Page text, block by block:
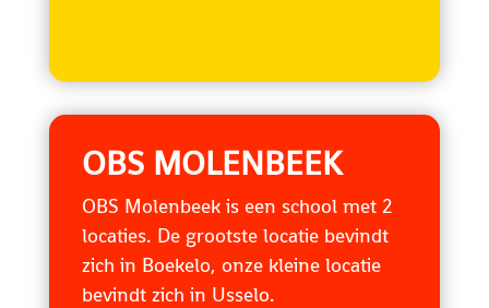
OBS MOLENBEEK
OBS Molenbeek is een school met 2
locaties. De grootste locatie bevindt
zich in Boekelo, onze kleine locatie
bevindt zich in Usselo.